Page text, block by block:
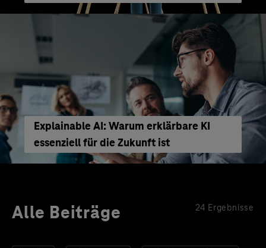
Explainable AI: Warum erklärbare KI
essenziell für die Zukunft ist
Alle Beiträge 24 Ergebnisse